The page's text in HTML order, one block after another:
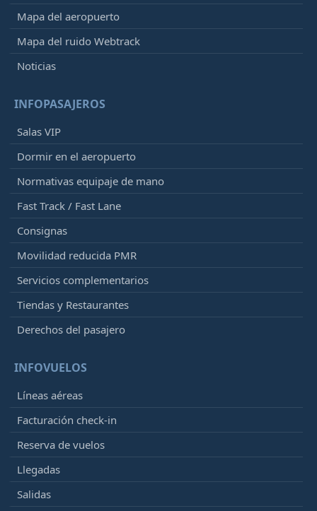
Mapa del aeropuerto
Mapa del ruido Webtrack
Noticias
INFOPASAJEROS
Salas VIP
Dormir en el aeropuerto
Normativas equipaje de mano
Fast Track / Fast Lane
Consignas
Movilidad reducida PMR
Servicios complementarios
Tiendas y Restaurantes
Derechos del pasajero
INFOVUELOS
Líneas aéreas
Facturación check-in
Reserva de vuelos
Llegadas
Salidas